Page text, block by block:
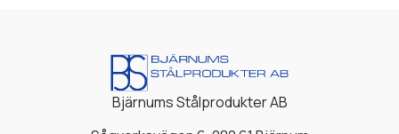
Bjärnums Stålprodukter AB